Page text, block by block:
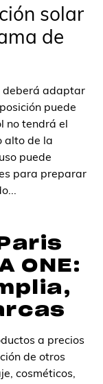
solar
de
deberá adaptar
puede
no tendrá el
alto de la
puede
para preparar
ONE:
a precios
de otros
cosméticos,